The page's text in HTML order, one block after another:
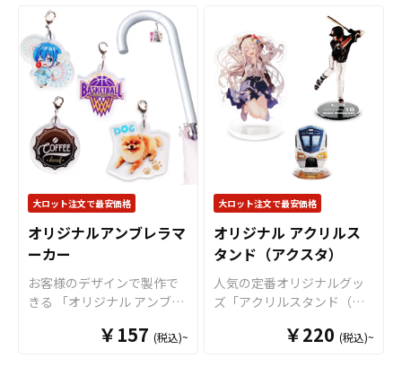
えておりますので、お客様
にはデザインを入稿してい
ただくだけでオリジナル商
品として販売していただく
ことができます。オリジナ
ルグッズの制作やOEMをご
検討中の業者様もお気軽に
ご相談ください。 箔押しの
場合、最低ロット100個から
となります。 50個でのご注
文はできませんのでご注意
ください。
イドル、スポーツ選手など
の推し活グッズとしても最
適です。
ろんマザーズバッグや通勤
バッグ、コミケ・同人グッ
ズ配布のサブバッグとして
も幅広く活躍します。複雑
な形状や色数の多いデザイ
ンでも印刷単価が従来方式
に比べて比較的リーズナブ
ルとなっていることも特徴
です。企業やショップのノ
ベルティ、フェスやイベン
ト、アニメグッズ等の販促
品等様々なシーンでご利用
いただける人気のアイテム
です。OEMなどの販売に必
要な資材も取り揃えており
ますので、お客様にはデザ
インをご入稿いただくだけ
でオリジナル商品として販
売していただくことができ
」は、ペットボトルの
キャップに取り付けるだけ
で“推しのアクリルスタンド
専用ステージ”が完成！
なシーンで推し活がもっと
楽しくなる
アイテムです。
独自設計のボトルキャップ
特許出願中）は多く
のペットボトルにしっかり
フィットし、選べる6色のカ
ラーラインナップで作品世
界に合わせた表現が可能。
アクスタ部分はダイカット
加工に対応しており、キャ
ラクター・ロゴ・シンボル
など自由な形状で制作でき
ます。場所を取らないミニ
サイズながら、飾り映えす
大ロット注文で最安価格
オリジナルアンブレラマ
ーカー
お客様のデザインで製作で
きる 「オリジナル アンブレ
えや盗難リスクを軽減する
￥157 (税込)~
大ロット注文で最安価格
オリジナル アクリルス
タンド（アクスタ）
人気の定番オリジナルグッ
ズ「アクリルスタンド（ア
ちのオリジナルデザインに
￥220 (税込)~